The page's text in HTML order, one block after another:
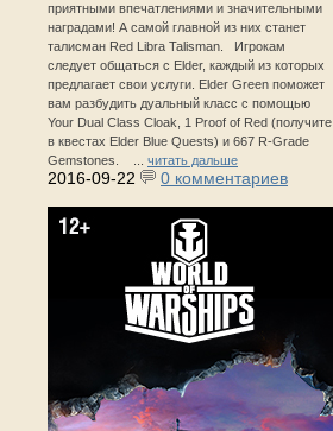
приятными впечатлениями и значительными
наградами! А самой главной из них станет
талисман Red Libra Talisman. Игрокам
следует общаться с Elder, каждый из которых
предлагает свои услуги. Elder Green поможет
вам разбудить дуальный класс с помощью
Your Dual Class Cloak, 1 Proof of Red (получите
в квестах Elder Blue Quests) и 667 R-Grade
Gemstones. ... читать дальше
2016-09-22 0 комментариев